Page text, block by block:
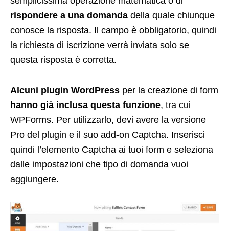
rispondere a una domanda della quale chiunque
conosce la risposta. Il campo è obbligatorio, quindi
la richiesta di iscrizione verrà inviata solo se
questa risposta è corretta.
Alcuni plugin WordPress per la creazione di form
hanno già inclusa questa funzione, tra cui
WPForms. Per utilizzarlo, devi avere la versione
Pro del plugin e il suo add-on Captcha. Inserisci
quindi l’elemento Captcha ai tuoi form e seleziona
dalle impostazioni che tipo di domanda vuoi
aggiungere.